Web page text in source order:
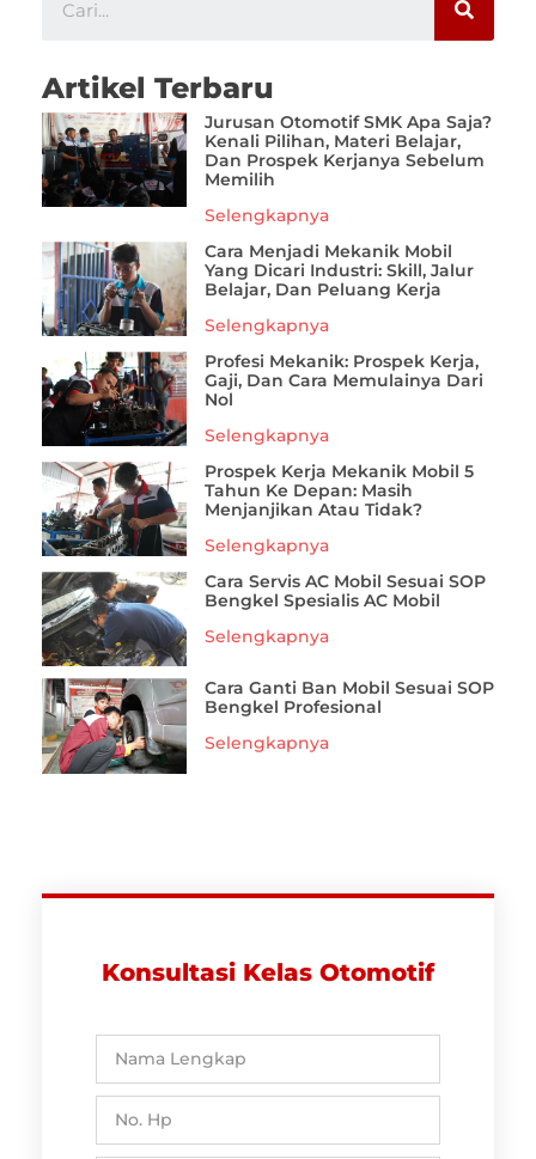
Artikel Terbaru
Jurusan Otomotif SMK Apa Saja?
Kenali Pilihan, Materi Belajar,
Dan Prospek Kerjanya Sebelum
Memilih
Selengkapnya
Cara Menjadi Mekanik Mobil
Yang Dicari Industri: Skill, Jalur
Belajar, Dan Peluang Kerja
Selengkapnya
Profesi Mekanik: Prospek Kerja,
Gaji, Dan Cara Memulainya Dari
Nol
Selengkapnya
Prospek Kerja Mekanik Mobil 5
Tahun Ke Depan: Masih
Menjanjikan Atau Tidak?
Selengkapnya
Cara Servis AC Mobil Sesuai SOP
Bengkel Spesialis AC Mobil
Selengkapnya
Cara Ganti Ban Mobil Sesuai SOP
Bengkel Profesional
Selengkapnya
Konsultasi Kelas Otomotif